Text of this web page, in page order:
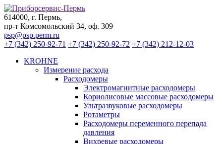
614000, г. Пермь,
пр-т Комсомольский 34, оф. 309
psp@psp.perm.ru
+7 (342) 250-92-71 +7 (342) 250-92-72 +7 (342) 212-12-03
KROHNE
Измерение расхода
Расходомеры
Электромагнитные расходомеры
Кориолисовые массовые расходомеры
Ультразвуковые расходомеры
Ротаметры
Расходомеры переменного перепада
давления
Вихревые расходомеры